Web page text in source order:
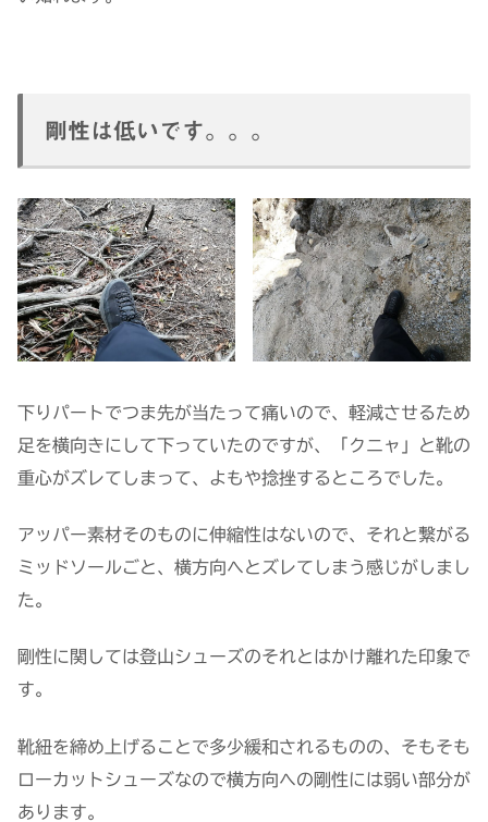
剛性は低いです。。。
下りパートでつま先が当たって痛いので、軽減させるため
足を横向きにして下っていたのですが、「クニャ」と靴の
重心がズレてしまって、よもや捻挫するところでした。
アッパー素材そのものに伸縮性はないので、それと繋がる
ミッドソールごと、横方向へとズレてしまう感じがしまし
た。
剛性に関しては登山シューズのそれとはかけ離れた印象で
す。
靴紐を締め上げることで多少緩和されるものの、そもそも
ローカットシューズなので横方向への剛性には弱い部分が
あります。